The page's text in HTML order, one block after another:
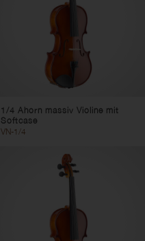
1/4 Ahorn massiv Violine mit
Softcase
VN-1/4